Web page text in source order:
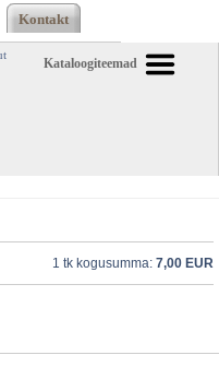
Kontakt
Kataloogiteemad
1 tk kogusumma: 7,00 EUR